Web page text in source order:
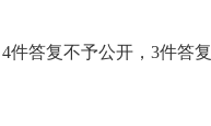
4件答复不予公开， 3件答复